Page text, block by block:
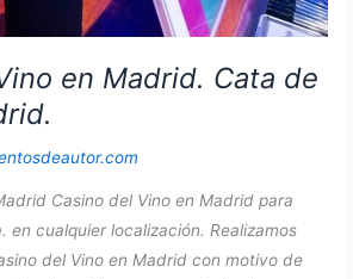
en Madrid. Cata de
Casino del Vino en Madrid para
en cualquier localización. Realizamos
del Vino en Madrid con motivo de